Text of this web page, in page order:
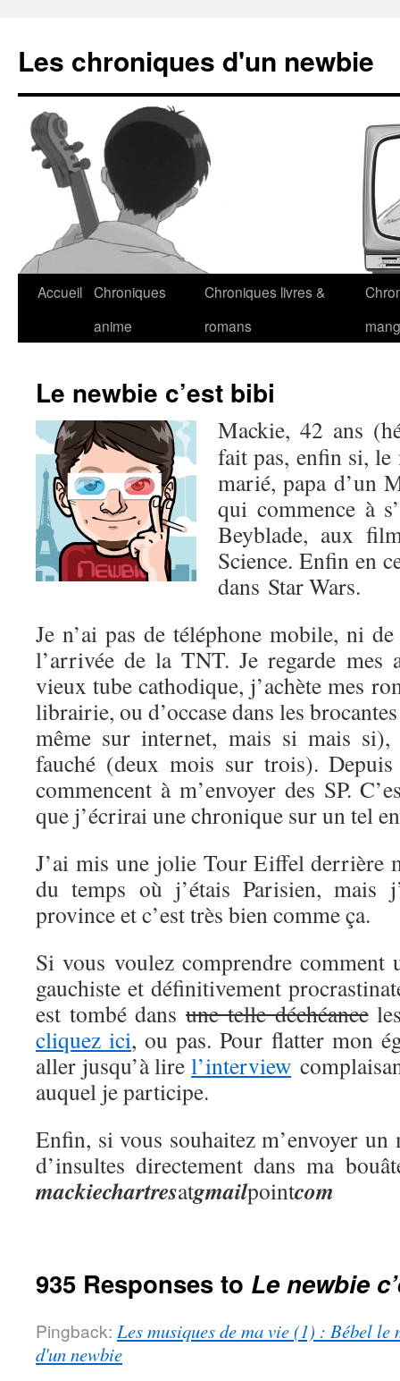
Les chroniques d'un newbie
Accueil Chroniques
anime
Chroniques livres &
romans
Le newbie c’est bibi
Mackie, 42 ans
fait pas, enfin si, le
marié, papa d’un
qui commence à
Beyblade, aux
Science. Enfin en
dans Star Wars.
Je n’ai pas de téléphone mobile, ni
l’arrivée de la TNT. Je regarde
vieux tube cathodique, j’achète mes
librairie, ou d’occase dans les
même sur internet, mais si mais
fauché (deux mois sur trois).
commencent à m’envoyer des SP.
que j’écrirai une chronique sur un tel
J’ai mis une jolie Tour Eiffel derrière
du temps où j’étais Parisien, mais
province et c’est très bien comme ça.
Si vous voulez comprendre comment
gauchiste et définitivement
est tombé dansune telle déchéance
cliquez ici, ou pas. Pour flatter mon
aller jusqu’à lirel’interview
auquel je participe.
Enfin, si vous souhaitez m’envoyer
d’insultes directement dans ma
mackiechartresatgmailpointcom
935 Responses to Le newbie
Pingback: Les musiques de ma vie (1) : Bébel le
d'un newbie